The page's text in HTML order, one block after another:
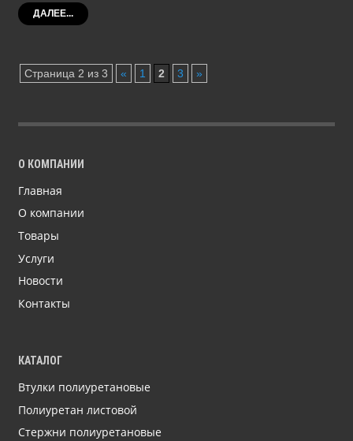
ДАЛЕЕ...
Страница 2 из 3 « 1 2 3 »
О КОМПАНИИ
Главная
О компании
Товары
Услуги
Новости
Контакты
КАТАЛОГ
Втулки полиуретановые
Полиуретан листовой
Стержни полиуретановые